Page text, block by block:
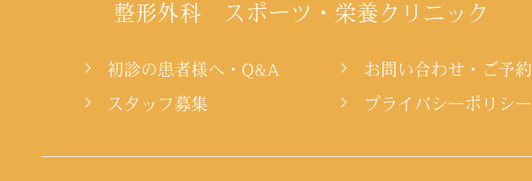
整形外科 スポーツ・栄養クリニック
初診の患者様へ・Q&A お問い合わせ・ご予約
スタッフ募集 プライバシーポリシー